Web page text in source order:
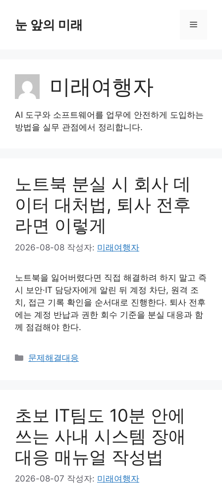
눈 앞의 미래 메
미래여행자
AI 도구와 소프트웨어를 업무에 안전하게 도입하는
방법을 실무 관점에서 정리합니다.
노트북 분실 시 회사 데
이터 대처법, 퇴사 전후
라면 이렇게
2026-08-08 작성자: 미래여행자
노트북을 잃어버렸다면 직접 해결하려 하지 말고 즉
시 보안·IT 담당자에게 알린 뒤 계정 차단, 원격 조
치, 접근 기록 확인을 순서대로 진행한다. 퇴사 전후
에는 계정 반납과 권한 회수 기준을 분실 대응과 함
께 점검해야 한다.
카
문제해결대응
초보 IT팀도 10분 안에
쓰는 사내 시스템 장애
대응 매뉴얼 작성법
2026-08-07 작성자: 미래여행자